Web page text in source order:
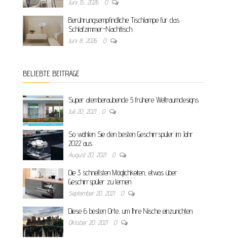
Juni 15, 2026 0
Berührungsempfindliche Tischlampe für das
Schlafzimmer-Nachttisch
Juni 8, 2026 0
BELIEBTE BEITRÄGE
Super atemberaubende 5 frühere Weltraumdesigns
Juli 20, 2021 0
So wählen Sie den besten Geschirrspüler im Jahr
2022 aus
August 20, 2021 0
Die 3 schnellsten Möglichkeiten, etwas über
Geschirrspüler zu lernen
September 20, 2021 0
Diese 6 besten Orte, um Ihre Nische einzurichten
Oktober 20, 2021 0